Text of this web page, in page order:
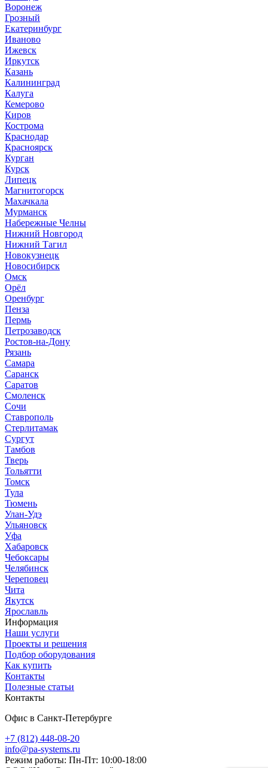
Воронеж
Грозный
Екатеринбург
Иваново
Ижевск
Иркутск
Казань
Калининград
Калуга
Кемерово
Киров
Кострома
Краснодар
Красноярск
Курган
Курск
Липецк
Магнитогорск
Махачкала
Мурманск
Набережные Челны
Нижний Новгород
Нижний Тагил
Новокузнецк
Новосибирск
Омск
Орёл
Оренбург
Пенза
Пермь
Петрозаводск
Ростов-на-Дону
Рязань
Самара
Саранск
Саратов
Смоленск
Сочи
Ставрополь
Стерлитамак
Сургут
Тамбов
Тверь
Тольятти
Томск
Тула
Тюмень
Улан-Удэ
Ульяновск
Уфа
Хабаровск
Чебоксары
Челябинск
Череповец
Чита
Якутск
Ярославль
Информация
Наши услуги
Проекты и решения
Подбор оборудования
Как купить
Контакты
Полезные статьи
Контакты
Офис в Санкт-Петербурге
+7 (812) 448-08-20
info@pa-systems.ru
Режим работы: Пн-Пт: 10:00-18:00